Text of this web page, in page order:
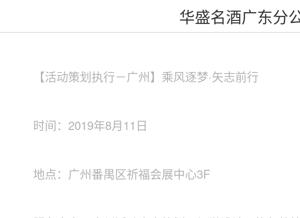
华盛名酒广东分
【活动策划执行－广州】乘风逐梦·矢志前行
时间：2019年8月11日
地点：广州番禺区祈福会展中心3F